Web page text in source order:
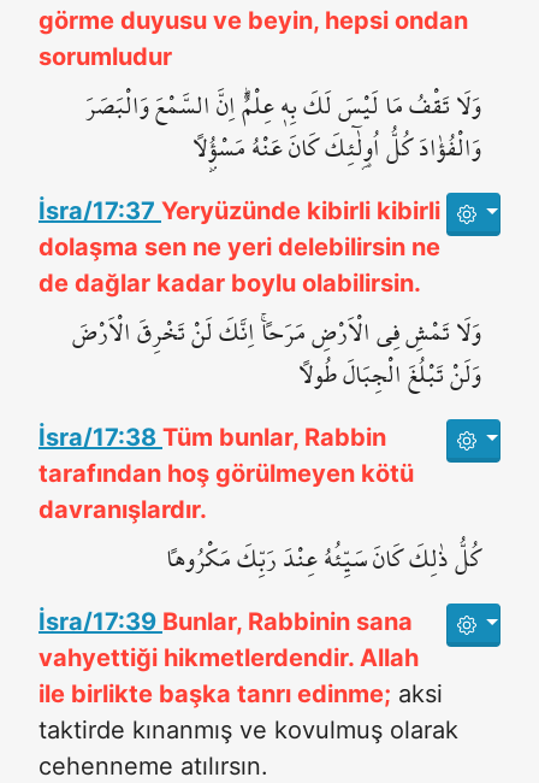
görme duyusu ve beyin, hepsi ondan
sorumludur
وَلَا تَقْفُ مَا لَيْسَ لَكَ بِه۪ عِلْمٌۜ اِنَّ السَّمْعَ وَالْبَصَرَ
وَالْفُؤٰادَ كُلُّ اُو۬لٰٓئِكَ كَانَ عَنْهُ مَسْؤُ۫لاً
İsra/17:37 Yeryüzünde kibirli kibirli
dolaşma sen ne yeri delebilirsin ne
de dağlar kadar boylu olabilirsin.
وَلَا تَمْشِ فِي الْاَرْضِ مَرَحاًۚ اِنَّكَ لَنْ تَخْرِقَ الْاَرْضَ
وَلَنْ تَبْلُغَ الْجِبَالَ طُولاً
İsra/17:38 Tüm bunlar, Rabbin
tarafından hoş görülmeyen kötü
davranışlardır.
كُلُّ ذٰلِكَ كَانَ سَيِّئُهُ عِنْدَ رَبِّكَ مَكْرُوهاً
İsra/17:39 Bunlar, Rabbinin sana
vahyettiği hikmetlerdendir. Allah
ile birlikte başka tanrı edinme; aksi
taktirde kınanmış ve kovulmuş olarak
cehenneme atılırsın.